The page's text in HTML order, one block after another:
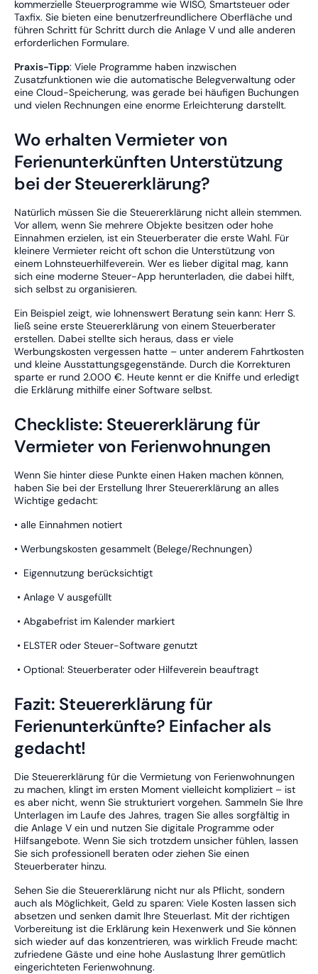
kommerzielle Steuerprogramme wie WISO, Smartsteuer oder
Taxfix. Sie bieten eine benutzerfreundlichere Oberfläche und
führen Schritt für Schritt durch die Anlage V und alle anderen
erforderlichen Formulare.
Praxis-Tipp: Viele Programme haben inzwischen
Zusatzfunktionen wie die automatische Belegverwaltung oder
eine Cloud-Speicherung, was gerade bei häufigen Buchungen
und vielen Rechnungen eine enorme Erleichterung darstellt.
Wo erhalten Vermieter von
Ferienunterkünften Unterstützung
bei der Steuererklärung?
Natürlich müssen Sie die Steuererklärung nicht allein stemmen.
Vor allem, wenn Sie mehrere Objekte besitzen oder hohe
Einnahmen erzielen, ist ein Steuerberater die erste Wahl. Für
kleinere Vermieter reicht oft schon die Unterstützung von
einem Lohnsteuerhilfeverein. Wer es lieber digital mag, kann
sich eine moderne Steuer-App herunterladen, die dabei hilft,
sich selbst zu organisieren.
Ein Beispiel zeigt, wie lohnenswert Beratung sein kann: Herr S.
ließ seine erste Steuererklärung von einem Steuerberater
erstellen. Dabei stellte sich heraus, dass er viele
Werbungskosten vergessen hatte – unter anderem Fahrtkosten
und kleine Ausstattungsgegenstände. Durch die Korrekturen
sparte er rund 2.000 €. Heute kennt er die Kniffe und erledigt
die Erklärung mithilfe einer Software selbst.
Checkliste: Steuererklärung für
Vermieter von Ferienwohnungen
Wenn Sie hinter diese Punkte einen Haken machen können,
haben Sie bei der Erstellung Ihrer Steuererklärung an alles
Wichtige gedacht:
• alle Einnahmen notiert
• Werbungskosten gesammelt (Belege/Rechnungen)
• Eigennutzung berücksichtigt
• Anlage V ausgefüllt
• Abgabefrist im Kalender markiert
• ELSTER oder Steuer-Software genutzt
• Optional: Steuerberater oder Hilfeverein beauftragt
Fazit: Steuererklärung für
Ferienunterkünfte? Einfacher als
gedacht!
Die Steuererklärung für die Vermietung von Ferienwohnungen
zu machen, klingt im ersten Moment vielleicht kompliziert – ist
es aber nicht, wenn Sie strukturiert vorgehen. Sammeln Sie Ihre
Unterlagen im Laufe des Jahres, tragen Sie alles sorgfältig in
die Anlage V ein und nutzen Sie digitale Programme oder
Hilfsangebote. Wenn Sie sich trotzdem unsicher fühlen, lassen
Sie sich professionell beraten oder ziehen Sie einen
Steuerberater hinzu.
Sehen Sie die Steuererklärung nicht nur als Pflicht, sondern
auch als Möglichkeit, Geld zu sparen: Viele Kosten lassen sich
absetzen und senken damit Ihre Steuerlast. Mit der richtigen
Vorbereitung ist die Erklärung kein Hexenwerk und Sie können
sich wieder auf das konzentrieren, was wirklich Freude macht:
zufriedene Gäste und eine hohe Auslastung Ihrer gemütlich
eingerichteten Ferienwohnung.